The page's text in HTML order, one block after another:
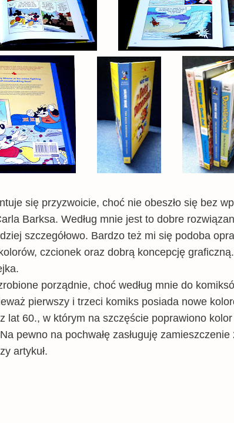
się przyzwoicie, choć nie obeszło się bez
Barksa. Według mnie jest to dobre
szczegółowo. Bardzo też mi się podoba
czcionek oraz dobrą koncepcję
porządnie, choć według mnie do
pierwszy i trzeci komiks posiada nowe
60., w którym na szczęście poprawiono kolor
pewno na pochwałę zasługuję
artykuł.